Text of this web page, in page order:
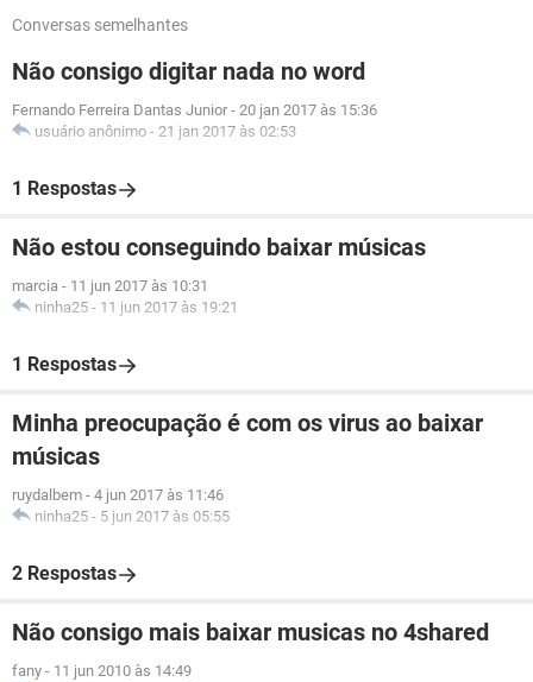
Conversas semelhantes
Não consigo digitar nada no word
Fernando Ferreira Dantas Junior - 20 jan 2017 às 15:36
usuário anônimo - 21 jan 2017 às 02:53
1 Respostas
Não estou conseguindo baixar músicas
marcia - 11 jun 2017 às 10:31
ninha25 - 11 jun 2017 às 19:21
1 Respostas
Minha preocupação é com os virus ao baixar
músicas
ruydalbem - 4 jun 2017 às 11:46
ninha25 - 5 jun 2017 às 05:55
2 Respostas
Não consigo mais baixar musicas no 4shared
fany - 11 jun 2010 às 14:49